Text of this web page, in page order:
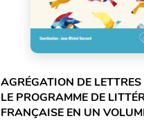
AGRÉGATION DE
LE PROGRAMME DE
FRANÇAISE EN UN